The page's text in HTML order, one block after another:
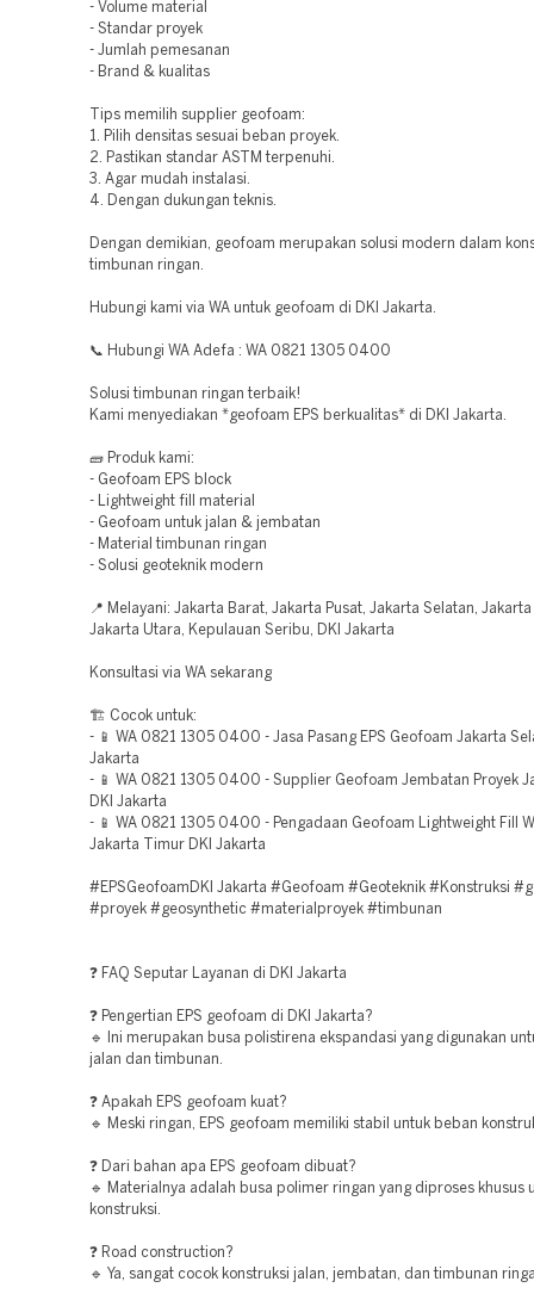
- Volume material
- Standar proyek
- Jumlah pemesanan
- Brand & kualitas
Tips memilih supplier geofoam:
1. Pilih densitas sesuai beban proyek.
2. Pastikan standar ASTM terpenuhi.
3. Agar mudah instalasi.
4. Dengan dukungan teknis.
Dengan demikian, geofoam merupakan solusi modern dalam
timbunan ringan.
Hubungi kami via WA untuk geofoam di DKI Jakarta.
📞 Hubungi WA Adefa : WA 0821 1305 0400
Solusi timbunan ringan terbaik!
Kami menyediakan *geofoam EPS berkualitas* di DKI Jakarta.
🧱 Produk kami:
- Geofoam EPS block
- Lightweight fill material
- Geofoam untuk jalan & jembatan
- Material timbunan ringan
- Solusi geoteknik modern
📍 Melayani: Jakarta Barat, Jakarta Pusat, Jakarta Selatan,
Jakarta Utara, Kepulauan Seribu, DKI Jakarta
Konsultasi via WA sekarang
🏗️ Cocok untuk:
- 📱 WA 0821 1305 0400 - Jasa Pasang EPS Geofoam Jakarta
Jakarta
- 📱 WA 0821 1305 0400 - Supplier Geofoam Jembatan Proyek
DKI Jakarta
- 📱 WA 0821 1305 0400 - Pengadaan Geofoam Lightweight Fill
Jakarta Timur DKI Jakarta
#EPSGeofoamDKI Jakarta #Geofoam #Geoteknik #Konstruksi
#proyek #geosynthetic #materialproyek #timbunan
❓ FAQ Seputar Layanan di DKI Jakarta
❓ Pengertian EPS geofoam di DKI Jakarta?
🔹 Ini merupakan busa polistirena ekspandasi yang digunakan
jalan dan timbunan.
❓ Apakah EPS geofoam kuat?
🔹 Meski ringan, EPS geofoam memiliki stabil untuk beban
❓ Dari bahan apa EPS geofoam dibuat?
🔹 Materialnya adalah busa polimer ringan yang diproses khusus
konstruksi.
❓ Road construction?
🔹 Ya, sangat cocok konstruksi jalan, jembatan, dan timbunan